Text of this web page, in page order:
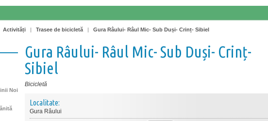
Activități | Trasee de bicicletă | Gura Râului- Râul Mic- Sub Duși- Crinț- Sibiel
Noi
Gura Râului- Râul Mic- Sub Duși- Crinț-
Sibiel
Bicicletă
Localitate:
Gura Râului